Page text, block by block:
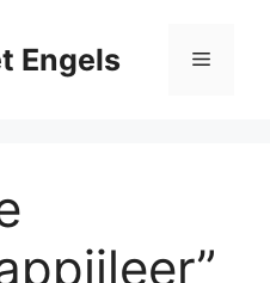
Engels Menu